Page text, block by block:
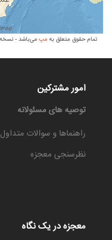
امور مشترکین
توصیه های مسئولانه
راهنماها و سوالات متداول
نظرسنجی معجزه
معجزه در یک نگاه